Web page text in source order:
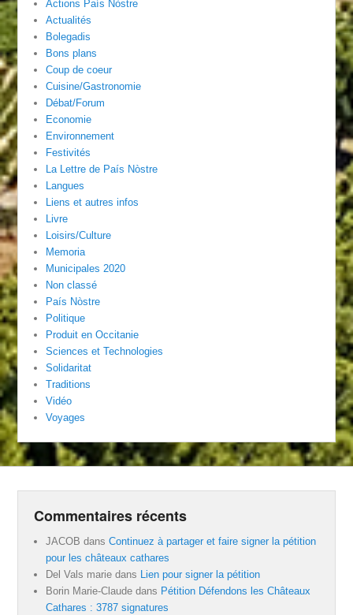
Actions País Nòstre
Actualités
Bolegadis
Bons plans
Coup de coeur
Cuisine/Gastronomie
Débat/Forum
Economie
Environnement
Festivités
La Lettre de País Nòstre
Langues
Liens et autres infos
Livre
Loisirs/Culture
Memoria
Municipales 2020
Non classé
País Nòstre
Politique
Produit en Occitanie
Sciences et Technologies
Solidaritat
Traditions
Vidéo
Voyages
Commentaires récents
JACOB dansContinuez à partager et faire signer la pétition
pour les châteaux cathares
Del Vals marie dans Lien pour signer la pétition
Borin Marie-Claude dans Pétition Défendons les Châteaux
Cathares : 3787 signatures